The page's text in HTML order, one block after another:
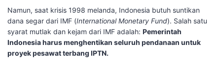
​Namun, saat krisis 1998 melanda, Indonesia butuh suntikan
dana segar dari IMF (International Monetary Fund). Salah satu
syarat mutlak dan kejam dari IMF adalah: Pemerintah
Indonesia harus menghentikan seluruh pendanaan untuk
proyek pesawat terbang IPTN.